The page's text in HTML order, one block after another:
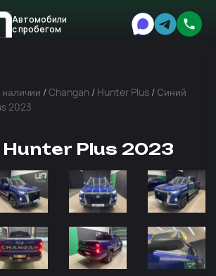
Автомобили
с пробегом
наличии /Changan / Hunter Plus / Синий
2023
Hunter Plus 2023